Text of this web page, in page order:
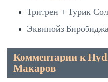
Тритрен + Турик
Эквипойз
Комментарии к
Макаров